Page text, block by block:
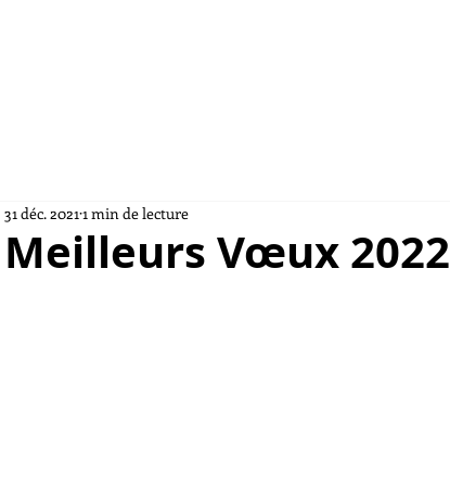
Meilleurs Vœux 2022
31 déc. 20211 min de lecture